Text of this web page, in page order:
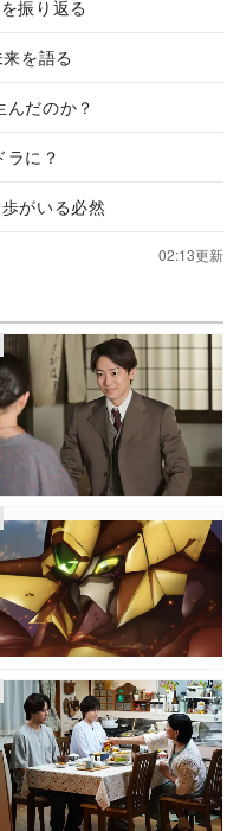
振り返る
を語る
んだのか？
ラに？
がいる必然
02:13更新